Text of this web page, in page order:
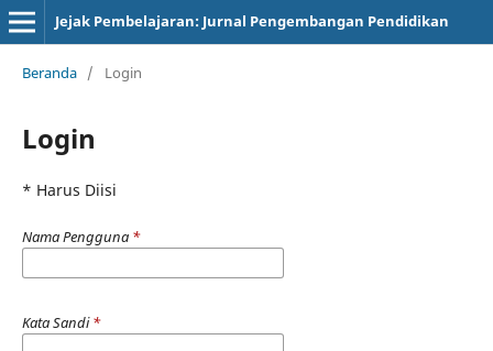
Jejak Pembelajaran: Jurnal Pengembangan Pendidikan
Beranda / Login
Login
* Harus Diisi
Nama Pengguna *
Kata Sandi*